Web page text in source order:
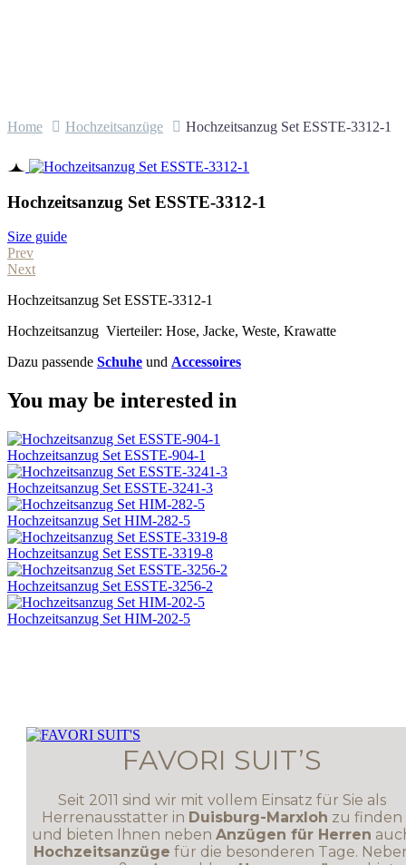
Home Hochzeitsanzüge Hochzeitsanzug Set ESSTE-3312-1
Hochzeitsanzug Set ESSTE-3312-1
Size guide
Prev
Next
Hochzeitsanzug Set ESSTE-3312-1
Hochzeitsanzug Vierteiler: Hose, Jacke, Weste, Krawatte
Dazu passende Schuhe und Accessoires
You may be interested in
Hochzeitsanzug Set ESSTE-904-1
Hochzeitsanzug Set ESSTE-3241-3
Hochzeitsanzug Set HIM-282-5
Hochzeitsanzug Set ESSTE-3319-8
Hochzeitsanzug Set ESSTE-3256-2
Hochzeitsanzug Set HIM-202-5
FAVORI SUIT’S
Seit 2011 sind wir mit vollem Einsatz für Sie als
Herrenausstatter in Duisburg-Marxloh zu finden
und bieten Ihnen neben Anzügen für Herren
Hochzeitsanzüge für die besonderen Tage.